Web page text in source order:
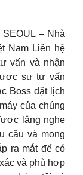
– Nhà
Nam Liên hệ
vấn và nhận
sự tư vấn
Boss đặt lịch
của chúng
lắng nghe
cầu và mong
ra mắt để có
và phù hợp